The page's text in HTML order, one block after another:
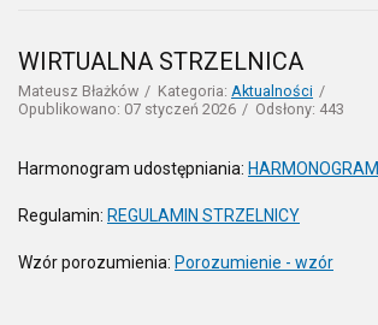
WIRTUALNA STRZELNICA
Mateusz Błażków Kategoria: Aktualności
Opublikowano: 07 styczeń 2026
Odsłony: 443
Harmonogram udostępniania: HARMONOGRAM
Regulamin: REGULAMIN STRZELNICY
Wzór porozumienia: Porozumienie - wzór